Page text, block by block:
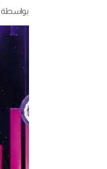
بواسطة